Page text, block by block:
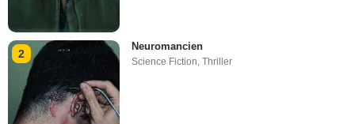
2
Neuromancien
Science Fiction ,Thriller